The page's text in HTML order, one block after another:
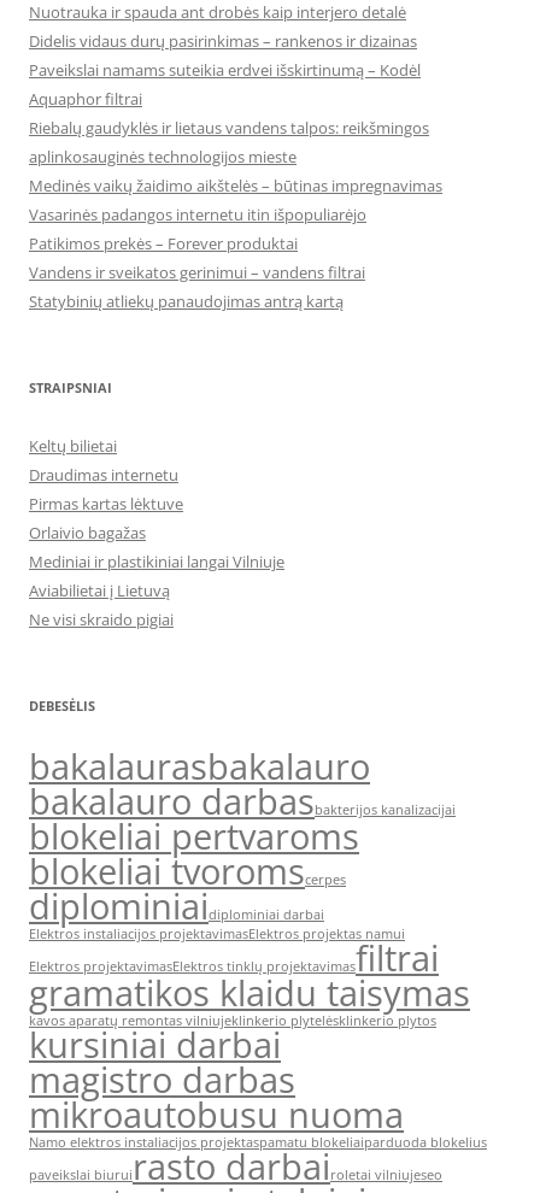
Nuotrauka ir spauda ant drobės kaip interjero detalė
Didelis vidaus durų pasirinkimas – rankenos ir dizainas
Paveikslai namams suteikia erdvei išskirtinumą – Kodėl
Aquaphor filtrai
Riebalų gaudyklės ir lietaus vandens talpos: reikšmingos
aplinkosauginės technologijos mieste
Medinės vaikų žaidimo aikštelės – būtinas impregnavimas
Vasarinės padangos internetu itin išpopuliarėjo
Patikimos prekės – Forever produktai
Vandens ir sveikatos gerinimui – vandens filtrai
Statybinių atliekų panaudojimas antrą kartą
STRAIPSNIAI
Keltų bilietai
Draudimas internetu
Pirmas kartas lėktuve
Orlaivio bagažas
Mediniai ir plastikiniai langai Vilniuje
Aviabilietai į Lietuvą
Ne visi skraido pigiai
DEBESĖLIS
bakalaurasbakalauro
bakalauro darbasbakterijos kanalizacijai
blokeliai pertvaroms
blokeliai tvoromscerpes
diplominiaidiplominiai darbai
Elektros instaliacijos projektavimasElektros projektas namui
Elektros projektavimasElektros tinklų projektavimasfiltrai
gramatikos klaidu taisymas
kavos aparatų remontas vilniujeklinkerio plytelėsklinkerio plytos
kursiniai darbai
magistro darbas
mikroautobusu nuoma
Namo elektros instaliacijos projektaspamatu blokeliaiparduoda blokelius
paveikslai biurui rasto darbai roletai vilniujeseo